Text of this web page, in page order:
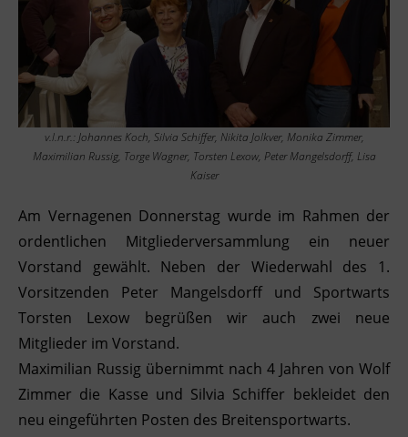
v.l.n.r.: Johannes Koch, Silvia Schiffer, Nikita Jolkver, Monika Zimmer,
Maximilian Russig, Torge Wagner, Torsten Lexow, Peter Mangelsdorff, Lisa
Kaiser
Am Vernagenen Donnerstag wurde im Rahmen der
ordentlichen Mitgliederversammlung ein neuer
Vorstand gewählt. Neben der Wiederwahl des 1.
Vorsitzenden Peter Mangelsdorff und Sportwarts
Torsten Lexow begrüßen wir auch zwei neue
Mitglieder im Vorstand.
Maximilian Russig übernimmt nach 4 Jahren von Wolf
Zimmer die Kasse und Silvia Schiffer bekleidet den
neu eingeführten Posten des Breitensportwarts.